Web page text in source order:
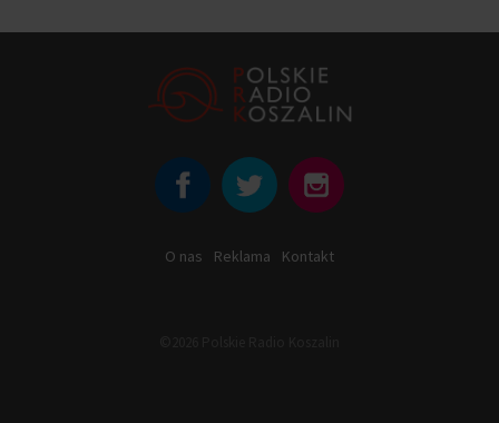
O nas Reklama Kontakt